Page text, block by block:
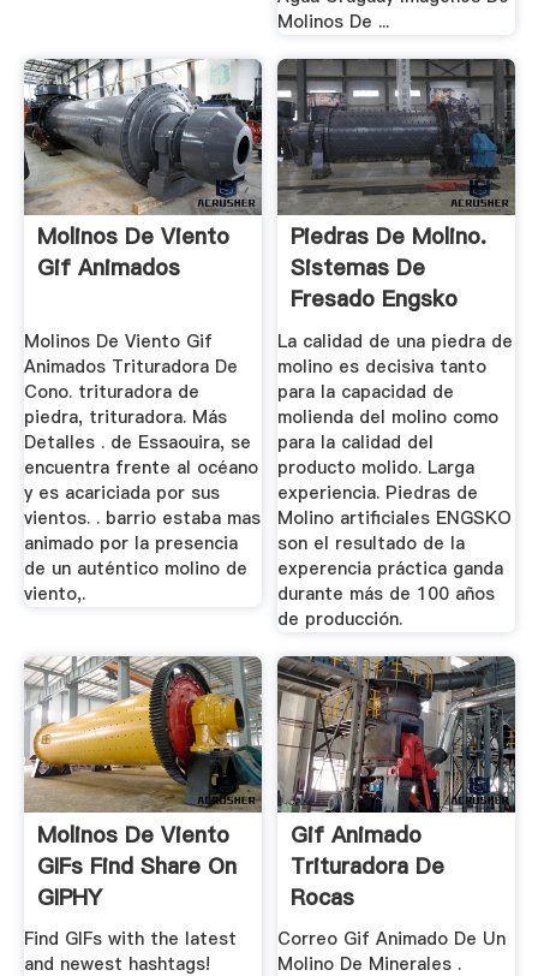
Molinos De ...
Molinos De Viento
Gif Animados
Molinos De Viento Gif
Animados Trituradora De
Cono. trituradora de
piedra, trituradora. Más
Detalles . de Essaouira, se
encuentra frente al océano
y es acariciada por sus
vientos. . barrio estaba mas
animado por la presencia
de un auténtico molino de
viento,.
Piedras De Molino.
Sistemas De
Fresado Engsko
United.
La calidad de una piedra de
molino es decisiva tanto
para la capacidad de
molienda del molino como
para la calidad del
producto molido. Larga
experiencia. Piedras de
Molino artificiales ENGSKO
son el resultado de la
experencia práctica ganda
durante más de 100 años
de producción.
Molinos De Viento
GIFs Find Share On
GIPHY
Find GIFs with the latest
and newest hashtags!
Gif Animado
Trituradora De
Rocas
Correo Gif Animado De Un
Molino De Minerales .